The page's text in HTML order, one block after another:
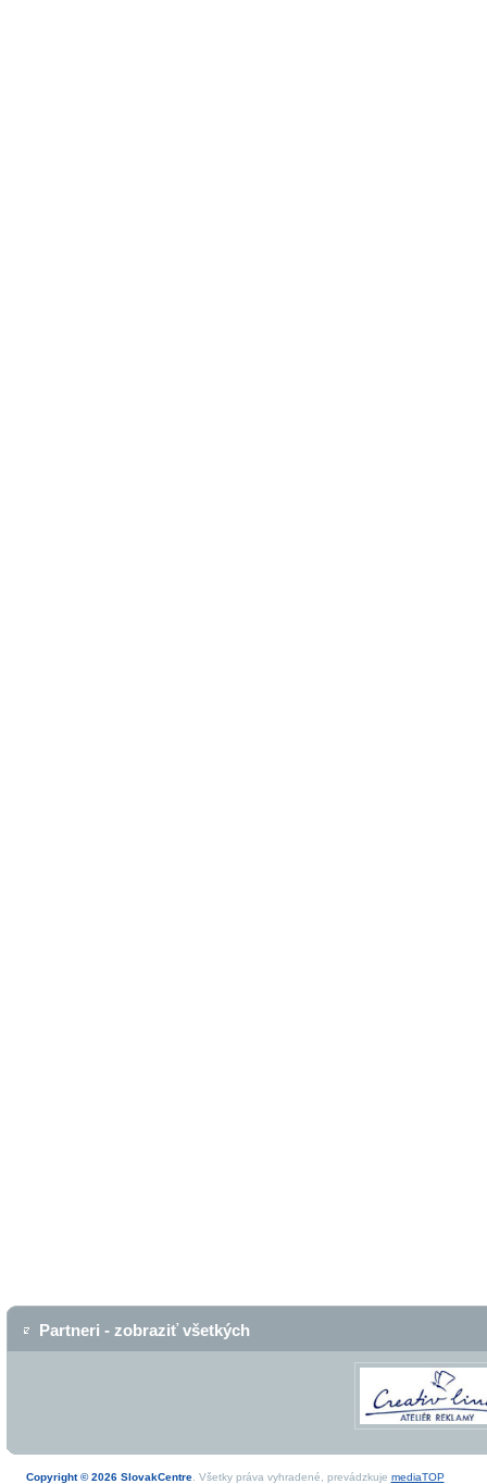
Partneri - zobraziť všetkých
Copyright © 2026 SlovakCentre. Všetky práva vyhradené, prevádzkuje mediaTOP